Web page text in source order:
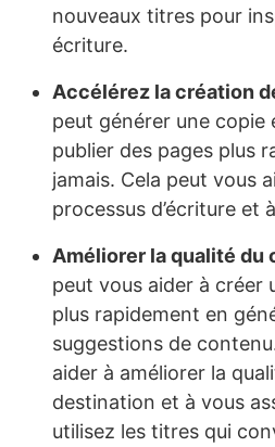
nouveaux titres pour
écriture.
Accélérez la création
peut générer une copie
publier des pages plus
jamais. Cela peut vous
processus d’écriture et
Améliorer la qualité du
peut vous aider à créer
plus rapidement en
suggestions de
aider à améliorer la
destination et à vous
utilisez les titres qui